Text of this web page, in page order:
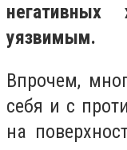
уязвимым.
Впрочем,
себя и с
на